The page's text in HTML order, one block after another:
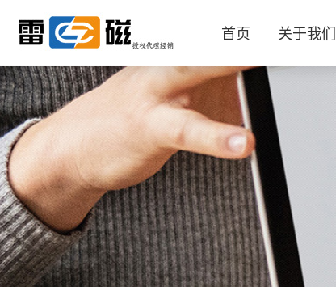
首页 关于我们